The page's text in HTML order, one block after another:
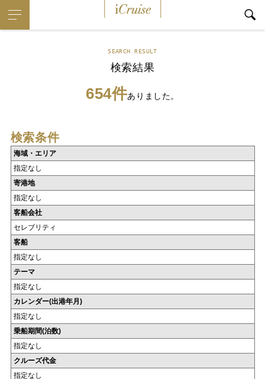
SEARCH RESULT
検索結果
654件ありました。
検索条件
海域・エリア
指定なし
寄港地
指定なし
客船会社
セレブリティ
客船
指定なし
テーマ
指定なし
カレンダー(出港年月)
指定なし
乗船期間(泊数)
指定なし
クルーズ代金
指定なし